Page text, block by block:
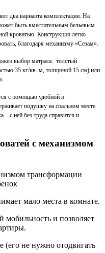
два варианта комплектации. На
быть вместительным бельевым
кроватью. Конструкция легко
благодаря механизму «Сезам».
выбор матраса: толстый
35 кг/кв. м, толщиной 15 см) или
с помощью удобной и
подушку на спальном месте
с ней без труда справится и
с механизмом
трансформации
мало места в комнате.
мобильность и позволяет
(его не нужно отодвигать